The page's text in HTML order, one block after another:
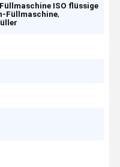
ISO flüssige
Füllmaschine,